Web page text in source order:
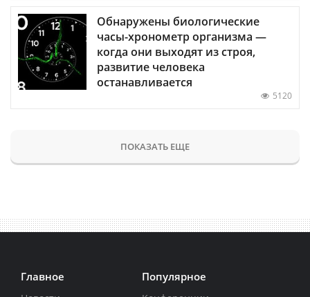
Обнаружены биологические
часы-хронометр организма —
когда они выходят из строя,
развитие человека
останавливается
5120
ПОКАЗАТЬ ЕЩЕ
Главное Популярное